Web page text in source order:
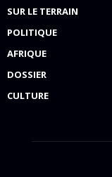
SUR LE TERRAIN
POLITIQUE
AFRIQUE
DOSSIER
CULTURE